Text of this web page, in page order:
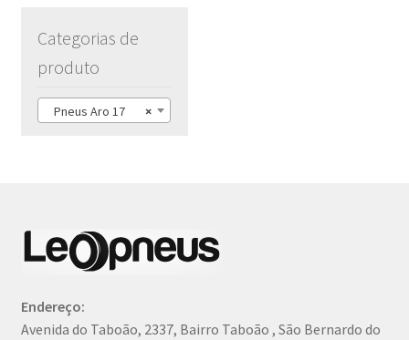
Categorias de
produto
×
Pneus Aro 17
Endereço:
Avenida do Taboão, 2337, Bairro Taboão , São Bernardo do